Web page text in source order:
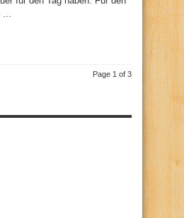
...
Page 1 of 3